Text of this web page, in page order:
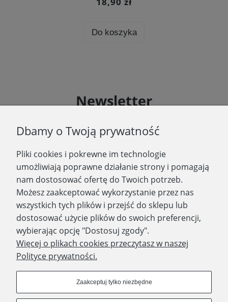
Do koszyka
Newsletter
informacje o nowościach i promocjach.
Zapisz się
WYDAWNICTWO PROMIC
PRODUKTY
Dbamy o Twoją prywatność
Pliki cookies i pokrewne im technologie
umożliwiają poprawne działanie strony i pomagają
nam dostosować ofertę do Twoich potrzeb.
Możesz zaakceptować wykorzystanie przez nas
wszystkich tych plików i przejść do sklepu lub
dostosować użycie plików do swoich preferencji,
wybierając opcję "Dostosuj zgody".
Więcej o plikach cookies przeczytasz w naszej
Polityce prywatności.
Zaakceptuj tylko niezbędne